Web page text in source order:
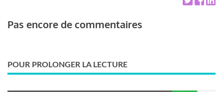
Pas encore de commentaires
POUR PROLONGER LA LECTURE